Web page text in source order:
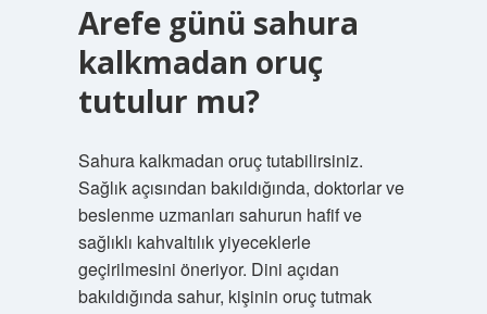
Arefe günü sahura
kalkmadan oruç
tutulur mu?
Sahura kalkmadan oruç tutabilirsiniz.
Sağlık açısından bakıldığında, doktorlar ve
beslenme uzmanları sahurun ​​hafif ve
sağlıklı kahvaltılık yiyeceklerle
geçirilmesini öneriyor. Dini açıdan
bakıldığında sahur, kişinin oruç tutmak